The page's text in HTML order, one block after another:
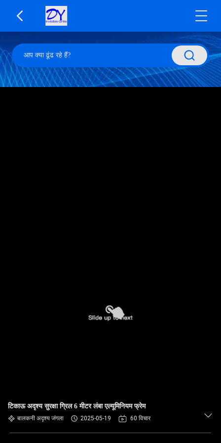
टिकाऊ अदृश्य सुरक्षा ग्रिल 6 मीटर लंबा एल्यूमिनियम फ्रेम
बालकनी अदृश्य जंगला 2025-05-19 60 विचार